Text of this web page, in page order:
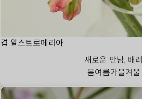
겹 알스트로메리아
새로운 만남, 배려
봄여름가을겨울